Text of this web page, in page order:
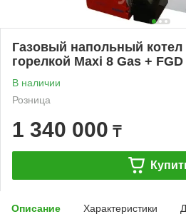
Газовый напольный котел
горелкой Maxi 8 Gas +
В наличии
Розница
1 340 000 ₸
Описание Характеристики